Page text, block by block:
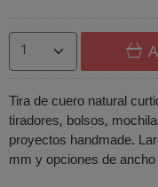
Tira de cuero natural
tiradores, bolsos,
proyectos handmade.
mm y opciones de